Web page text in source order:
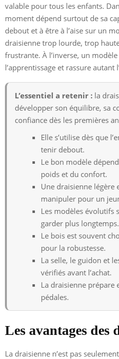
valable pour tous les enfants.
moment dépend surtout de sa
debout et à être à l’aise sur un
draisienne trop lourde, trop
frustrante. À l’inverse, un
l’apprentissage et rassure autant
L’essentiel a retenir : la
développer son équilibre, sa
confiance dès les premières
Elle s’utilise dès que
tenir debout.
Le bon modèle
poids et du confort.
Une draisienne légère
manipuler pour un
Les modèles évolutifs
garder plus longtemps.
Le bois est souvent
pour la robustesse.
La selle, le guidon et
vérifiés avant l’achat.
La draisienne prépare
pédales.
Les avantages des
La draisienne n’est pas